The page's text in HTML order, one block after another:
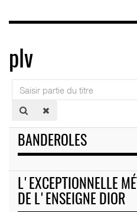
plv
Saisir
partie
du
BANDEROLES
L'EXCEPTIONNELLE
DE L'ENSEIGNE DIOR